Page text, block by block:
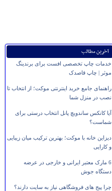
آخرین مطالب
خدمات چاپ تخصصی افست برای برندینگ
موثر | چاپ قاصدک
راهنمای جامع خرید اینترنتی موکت؛ از انتخاب تا
نصب در منزل شما
آیا کانکس ساندویچ پانل انتخاب درستی برای
شماست؟
دیزاین خانه با موکت؛ بهترین ترکیب میان زیبایی
و کارایی
6 مارک معتبر ایرانی و خارجی در عرضه
دستگاه جوش
چرا پیج های فروشگاهی نیاز به سایت دارند؟